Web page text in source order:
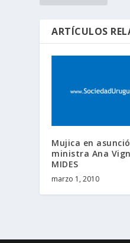
ARTÍCULOS
Mujica en
ministra Ana
MIDES
marzo 1, 2010